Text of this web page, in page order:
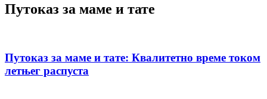
Путоказ за маме и тате
Путоказ за маме и тате: Квалитетно време током
летњег распуста